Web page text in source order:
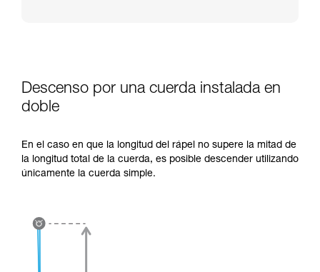
Descenso por una cuerda instalada en
doble
En el caso en que la longitud del rápel no supere la mitad de
la longitud total de la cuerda, es posible descender utilizando
únicamente la cuerda simple.